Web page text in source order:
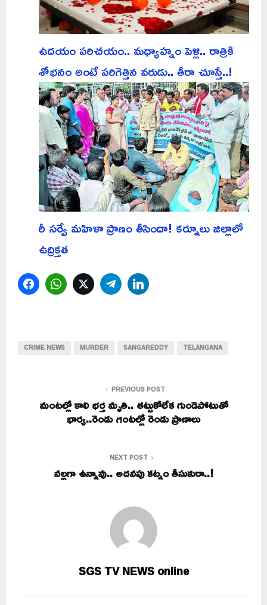
ఉదయం పరిచయం.. మధ్యాహ్నం పెళ్లి.. రాత్రికి
శోభనం అంటే పరిగెత్తిన వరుడు.. తీరా చూస్తే..!
రీ సర్వే మహిళా ప్రాణం తీసిందా! కర్నూలు జిల్లాలో
ఉద్రిక్తత
FacebookWhatsAppTwitterTelegram
CRIME NEWS MURDER SANGAREDDY TELANGANA
PREVIOUS POST
మంటల్లో కాలి భర్త మృతి.. తట్టుకోలేక గుండెపోటుతో
భార్య..రెండు గంటల్లో రెండు ప్రాణాలు
NEXT POST
నల్లగా ఉన్నావు.. అదనపు కట్నం తీసుకురా..!
SGS TV NEWS online